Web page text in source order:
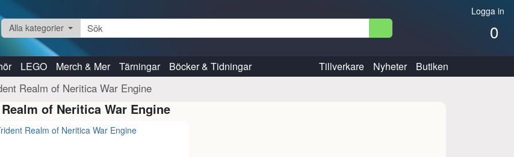
Logga in
0
Alla kategorier
LEGO Merch & Mer Tärningar Böcker & Tidningar Tillverkare Nyheter Butiken
Realm of Neritica War Engine
of Neritica War Engine